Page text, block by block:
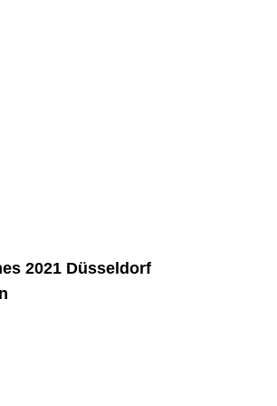
2021 Düsseldorf